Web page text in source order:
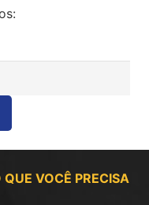
VOCÊ PRECISA